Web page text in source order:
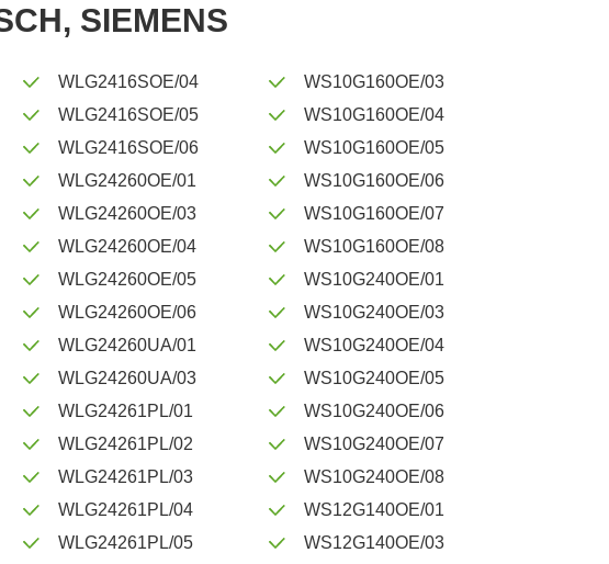
SIEMENS
WLG2416SOE/04
WLG2416SOE/05
WLG2416SOE/06
WLG24260OE/01
WLG24260OE/03
WLG24260OE/04
WLG24260OE/05
WLG24260OE/06
WLG24260UA/01
WLG24260UA/03
WLG24261PL/01
WLG24261PL/02
WLG24261PL/03
WLG24261PL/04
WLG24261PL/05
WS10G160OE/03
WS10G160OE/04
WS10G160OE/05
WS10G160OE/06
WS10G160OE/07
WS10G160OE/08
WS10G240OE/01
WS10G240OE/03
WS10G240OE/04
WS10G240OE/05
WS10G240OE/06
WS10G240OE/07
WS10G240OE/08
WS12G140OE/01
WS12G140OE/03